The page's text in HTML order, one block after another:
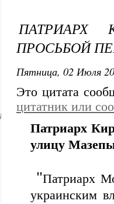
ПРОСЬБОЙ
Пятница, 02 Июля
Это цитата
цитатник или
Патриарх
улицу
"Патриарх
украинским